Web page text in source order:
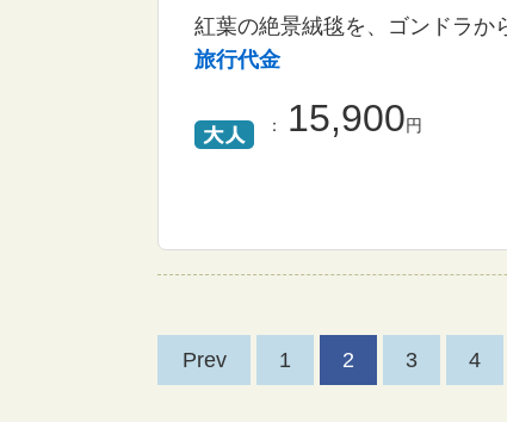
紅葉の絶景絨毯を、ゴンドラか
旅行代金
： 15,900円
Prev 1 2 3 4